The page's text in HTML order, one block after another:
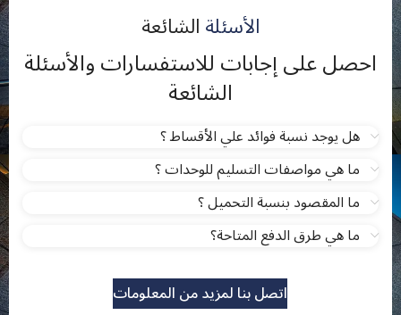
الأسئلةالشائعة
احصل على إجابات للاستفسارات والأسئلة
الشائعة
هل يوجد نسبة فوائد علي الأقساط ؟
ما هي مواصفات التسليم للوحدات ؟
ما المقصود بنسبة التحميل ؟
ما هي طرق الدفع المتاحة؟
اتصل بنا لمزيد من المعلومات